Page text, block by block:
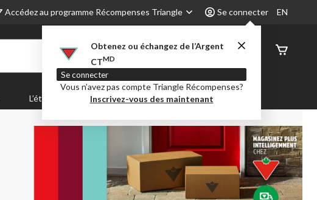
Accédez au programme Récompenses Triangle Se connecter
Obtenez ou échangez de l’Argent
CTMD
Se connecter
Vous n’avez pas compte Triangle Récompenses?
Inscrivez-vous des maintenant
EN
État de
L’été Party City Centre-auto